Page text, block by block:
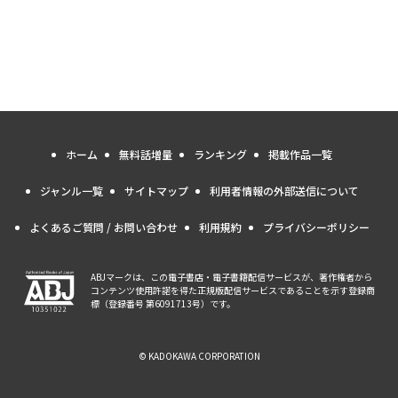
ホーム 無料話増量 ランキング 掲載作品一覧
ジャンル一覧 サイトマップ 利用者情報の外部送信について
よくあるご質問 / お問い合わせ 利用規約 プライバシーポリシー
ABJマークは、この電子書店・電子書籍配信サービスが、著作権者から
コンテンツ使用許諾を得た正規版配信サービスであることを示す登録商
標（登録番号 第6091713号）です。
© KADOKAWA CORPORATION